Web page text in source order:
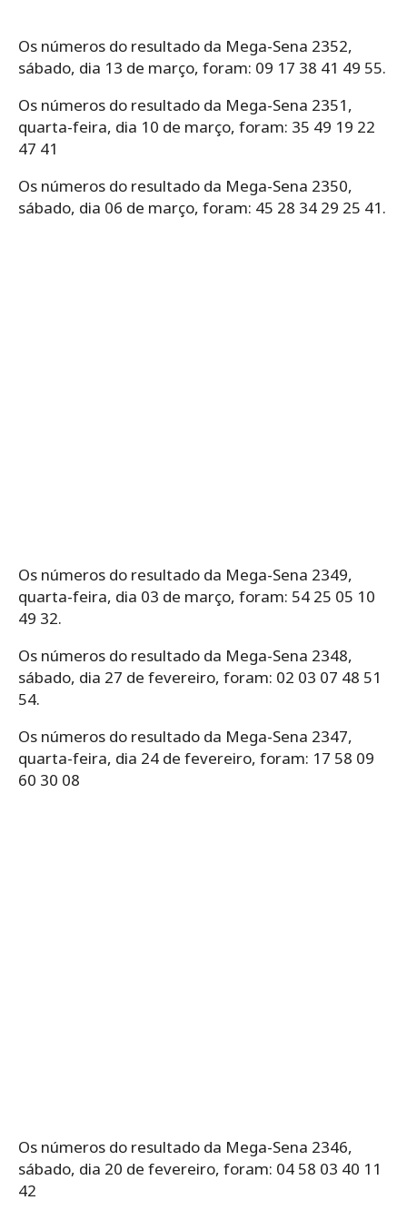
Os números do resultado da Mega-Sena 2352,
sábado, dia 13 de março, foram: 09 17 38 41 49 55.
Os números do resultado da Mega-Sena 2351,
quarta-feira, dia 10 de março, foram: 35 49 19 22
47 41
Os números do resultado da Mega-Sena 2350,
sábado, dia 06 de março, foram: 45 28 34 29 25 41.
Os números do resultado da Mega-Sena 2349,
quarta-feira, dia 03 de março, foram: 54 25 05 10
49 32.
Os números do resultado da Mega-Sena 2348,
sábado, dia 27 de fevereiro, foram: 02 03 07 48 51
54.
Os números do resultado da Mega-Sena 2347,
quarta-feira, dia 24 de fevereiro, foram: 17 58 09
60 30 08
Os números do resultado da Mega-Sena 2346,
sábado, dia 20 de fevereiro, foram: 04 58 03 40 11
42